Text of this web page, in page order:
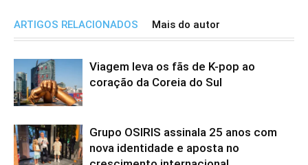
ARTIGOS RELACIONADOS Mais do autor
Viagem leva os fãs de K-pop ao
coração da Coreia do Sul
Grupo OSIRIS assinala 25 anos com
nova identidade e aposta no